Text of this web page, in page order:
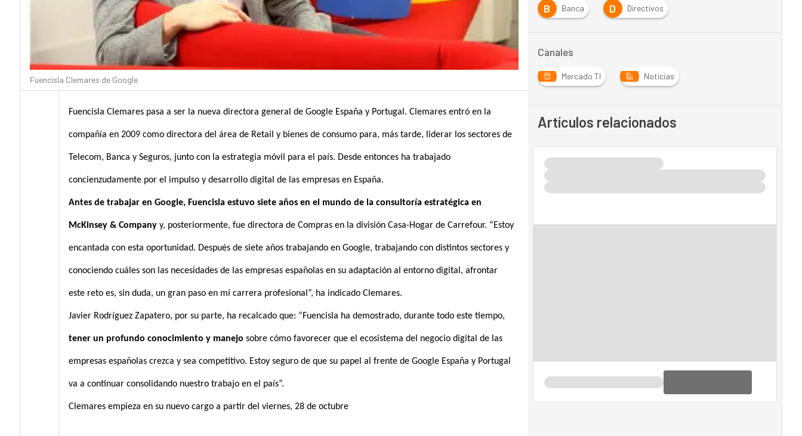
Fuencisla Clemares de Google
Fuencisla Clemares pasa a ser la nueva directora general de Google España y Portugal. Clemares entró en la
compañía en 2009 como directora del área de Retail y bienes de consumo para, más tarde, liderar los sectores de
Telecom, Banca y Seguros, junto con la estrategia móvil para el país. Desde entonces ha trabajado
concienzudamente por el impulso y desarrollo digital de las empresas en España.
Antes de trabajar en Google, Fuencisla estuvo siete años en el mundo de la consultoría estratégica en
McKinsey & Company y, posteriormente, fue directora de Compras en la división Casa-Hogar de Carrefour. “Estoy
encantada con esta oportunidad. Después de siete años trabajando en Google, trabajando con distintos sectores y
conociendo cuáles son las necesidades de las empresas españolas en su adaptación al entorno digital, afrontar
este reto es, sin duda, un gran paso en mi carrera profesional”, ha indicado Clemares.
Javier Rodríguez Zapatero, por su parte, ha recalcado que: “Fuencisla ha demostrado, durante todo este tiempo,
tener un profundo conocimiento y manejo sobre cómo favorecer que el ecosistema del negocio digital de las
empresas españolas crezca y sea competitivo. Estoy seguro de que su papel al frente de Google España y Portugal
va a continuar consolidando nuestro trabajo en el país”.
Clemares empieza en su nuevo cargo a partir del viernes, 28 de octubre
B
Banca D Directivos
Canales
Mercado TI Noticias
Artículos relacionados